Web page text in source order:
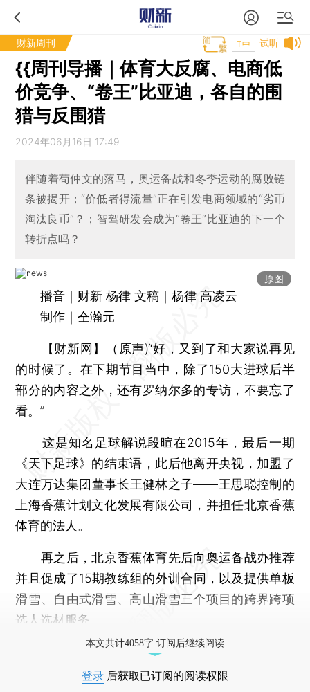
财新周刊 试听
T中
{{周刊导播｜体育大反腐、电商低
价竞争、“卷王”比亚迪，各自的围
猎与反围猎
2024年06月16日 17:49
伴随着苟仲文的落马，奥运备战和冬季运动的腐败链
条被揭开；“价低者得流量”正在引发电商领域的“劣币
淘汰良币”？；智驾研发会成为“卷王”比亚迪的下一个
转折点吗？
原图
播音｜财新 杨律 文稿｜杨律 高凌云
制作｜仝瀚元
【财新网】
（原声)“好，又到了和大家说再见
的时候了。在下期节目当中，除了150大进球后半
部分的内容之外，还有罗纳尔多的专访，不要忘了
看。”
这是知名足球解说段暄在2015年，最后一期
《天下足球》的结束语，此后他离开央视，加盟了
大连万达集团董事长王健林之子——王思聪控制的
上海香蕉计划文化发展有限公司，并担任北京香蕉
体育的法人。
再之后，北京香蕉体育先后向奥运备战办推荐
并且促成了15期教练组的外训合同，以及提供单板
滑雪、自由式滑雪、高山滑雪三个项目的跨界跨项
选人选材服务。
本文共计4058字 订阅后继续阅读
登录 后获取已订阅的阅读权限